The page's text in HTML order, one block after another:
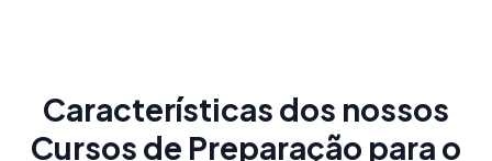
Características dos nossos
Cursos de Preparação para o